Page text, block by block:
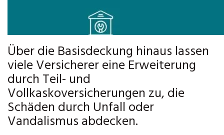
Über die Basisdeckung hinaus lassen
viele Versicherer eine Erweiterung
durch Teil- und
Vollkaskoversicherungen zu, die
Schäden durch Unfall oder
Vandalismus abdecken.